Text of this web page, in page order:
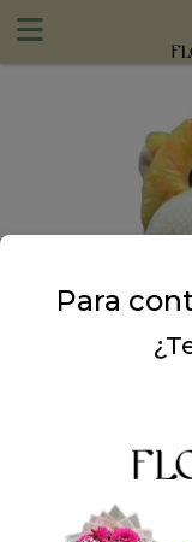
Para